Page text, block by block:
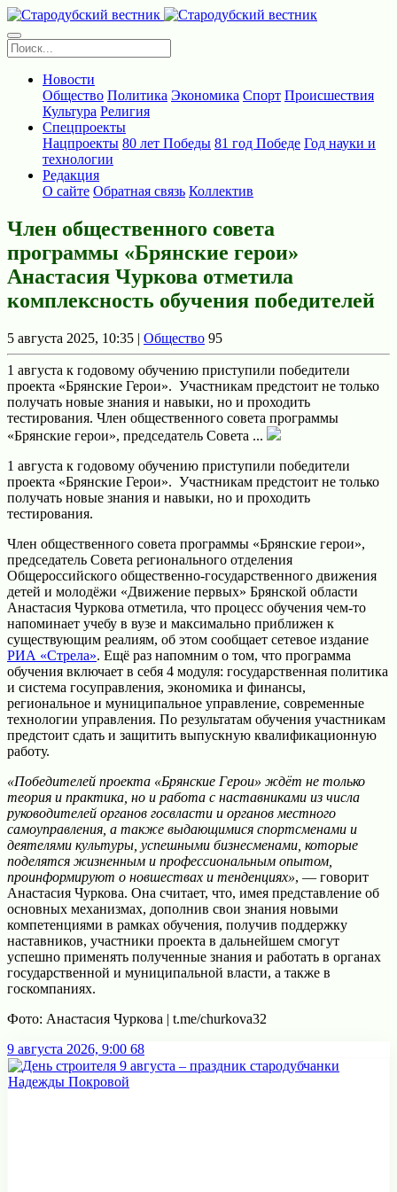
Новости
Общество Политика Экономика Спорт Происшествия
Культура Религия
Спецпроекты
Нацпроекты 80 лет Победы 81 год Победе Год науки и
технологии
Редакция
О сайте Обратная связь Коллектив
Член общественного совета
программы «Брянские герои»
Анастасия Чуркова отметила
комплексность обучения победителей
5 августа 2025, 10:35 | Общество 95
1 августа к годовому обучению приступили победители
проекта «Брянские Герои». Участникам предстоит не только
получать новые знания и навыки, но и проходить
тестирования. Член общественного совета программы
«Брянские герои», председатель Совета ...
1 августа к годовому обучению приступили победители
проекта «Брянские Герои». Участникам предстоит не только
получать новые знания и навыки, но и проходить
тестирования.
Член общественного совета программы «Брянские герои»,
председатель Совета регионального отделения
Общероссийского общественно-государственного движения
детей и молодёжи «Движение первых» Брянской области
Анастасия Чуркова отметила, что процесс обучения чем-то
напоминает учебу в вузе и максимально приближен к
существующим реалиям, об этом сообщает сетевое издание
РИА «Стрела». Ещё раз напомним о том, что программа
обучения включает в себя 4 модуля: государственная политика
и система госуправления, экономика и финансы,
региональное и муниципальное управление, современные
технологии управления. По результатам обучения участникам
предстоит сдать и защитить выпускную квалификационную
работу.
«Победителей проекта «Брянские Герои» ждёт не только
теория и практика, но и работа с наставниками из числа
руководителей органов госвласти и органов местного
самоуправления, а также выдающимися спортсменами и
деятелями культуры, успешными бизнесменами, которые
поделятся жизненным и профессиональным опытом,
проинформируют о новшествах и тенденциях», — говорит
Анастасия Чуркова. Она считает, что, имея представление об
основных механизмах, дополнив свои знания новыми
компетенциями в рамках обучения, получив поддержку
наставников, участники проекта в дальнейшем смогут
успешно применять полученные знания и работать в органах
государственной и муниципальной власти, а также в
госкомпаниях.
Фото: Анастасия Чуркова | t.me/churkovа32
9 августа 2026, 9:00 68